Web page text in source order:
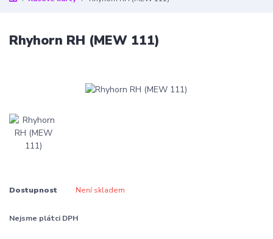
Rhyhorn RH (MEW 111)
Dostupnost Není skladem
Nejsme plátci DPH